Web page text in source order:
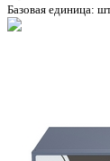
Базовая единица: